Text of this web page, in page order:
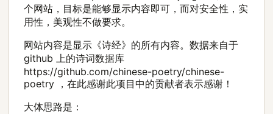
个网站，目标是能够显示内容即可，而对安全性，实
用性，美观性不做要求。
网站内容是显示《诗经》的所有内容。数据来自于
github 上的诗词数据库
https://github.com/chinese-poetry/chinese-
poetry ，在此感谢此项目中的贡献者表示感谢！
大体思路是：